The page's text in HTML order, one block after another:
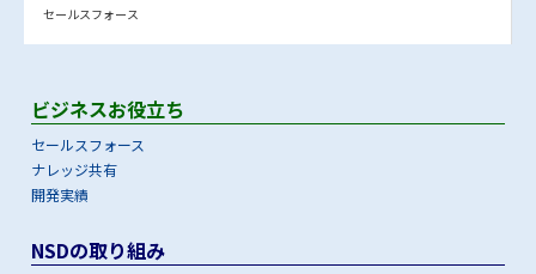
セールスフォース
ビジネスお役立ち
セールスフォース
ナレッジ共有
開発実績
NSDの取り組み